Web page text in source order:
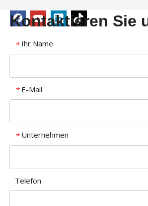
Kontaktieren Sie
* Ihr Name
* E-Mail
* Unternehmen
Telefon